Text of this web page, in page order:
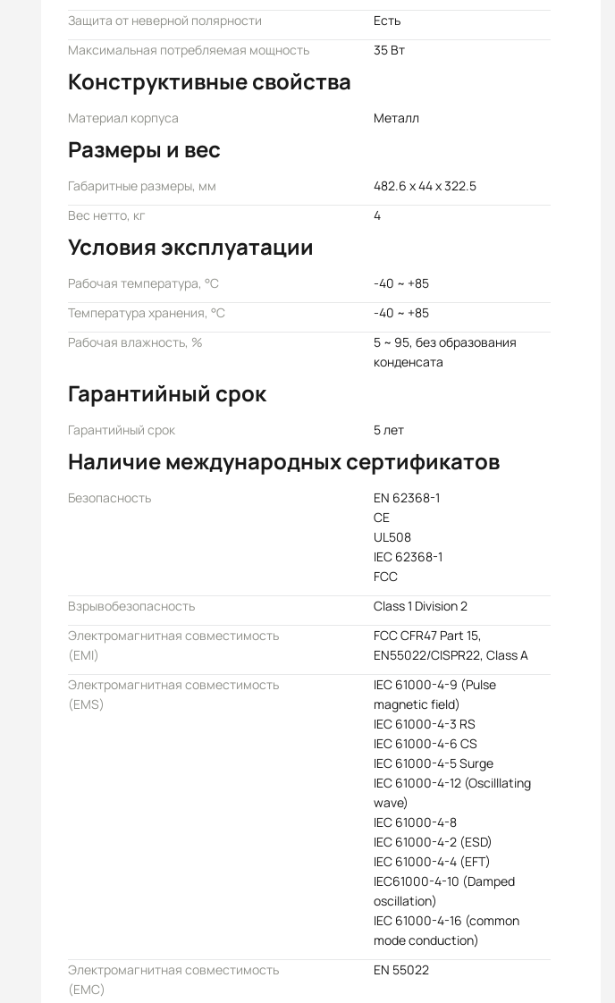
Защита от неверной полярности
Есть
Максимальная потребляемая мощность
35 Вт
Конструктивные свойства
Материал корпуса Металл
Размеры и вес
Габаритные размеры, мм
482.6 x 44 x 322.5
Вес нетто, кг
4
Условия эксплуатации
Рабочая температура, °C
-40 ~ +85
Температура хранения, °C
-40 ~ +85
Рабочая влажность, %
5 ~ 95, без образования
конденсата
Гарантийный срок
Гарантийный срок 5 лет
Наличие международных сертификатов
Безопасность
EN 62368-1
CE
UL508
IEC 62368-1
FCC
Взрывобезопасность
Class 1 Division 2
Электромагнитная совместимость
(EMI)
FCC CFR47 Part 15,
EN55022/CISPR22, Class A
Электромагнитная совместимость
(EMS)
IEC 61000-4-9 (Pulse
magnetic field)
IEC 61000-4-3 RS
IEC 61000-4-6 CS
IEC 61000-4-5 Surge
IEC 61000-4-12 (Oscilllating
wave)
IEC 61000-4-8
IEC 61000-4-2 (ESD)
IEC 61000-4-4 (EFT)
IEC61000-4-10 (Damped
oscillation)
IEC 61000-4-16 (common
mode conduction)
Электромагнитная совместимость
(EMC)
EN 55022